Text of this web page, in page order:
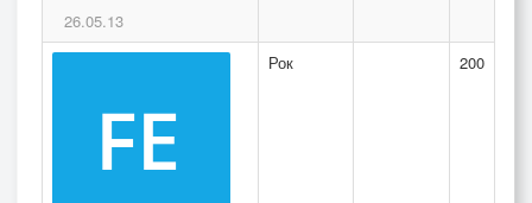
26.05.13
Рок 200